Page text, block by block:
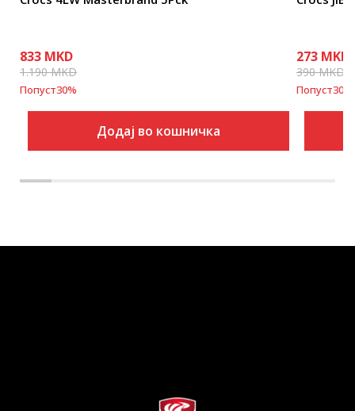
833 MKD
1.190MKD
Попуст30%
Додај во кошничка
273 MKD
390MKD
Попуст30